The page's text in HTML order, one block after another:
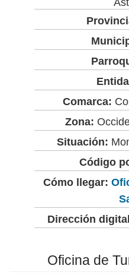
Comarca:
Zona:
Situación:
Código
Cómo llegar:
Dirección
Oficina de